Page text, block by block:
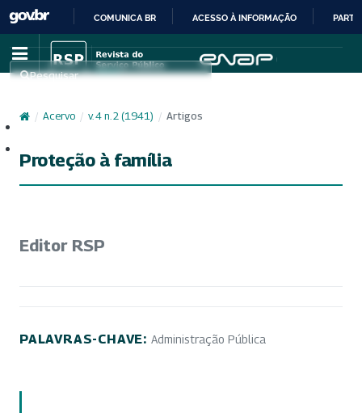
IR
PARA
CONTEÚDO
COMUNICA BR ACESSO À INFORMAÇÃO
Pesquisar
/ Acervo / v. 4 n. 2 (1941) / Artigos
Proteção à família
Editor RSP
PALAVRAS-CHAVE: Administração Pública